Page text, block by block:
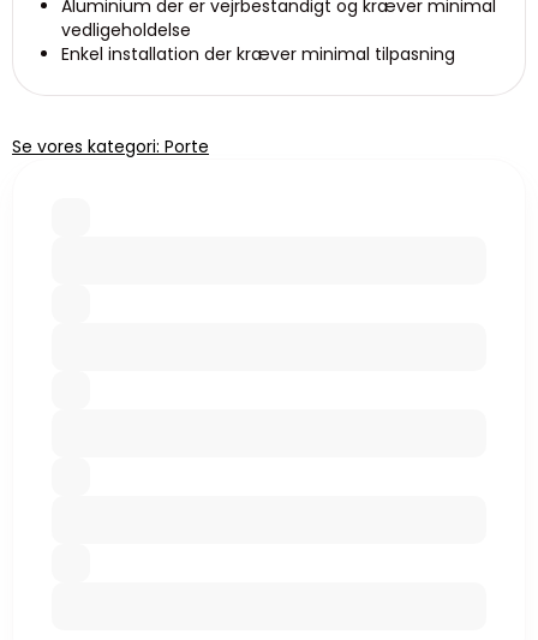
Aluminium der er vejrbestandigt og kræver minimal
vedligeholdelse
Enkel installation der kræver minimal tilpasning
Se vores kategori: Porte